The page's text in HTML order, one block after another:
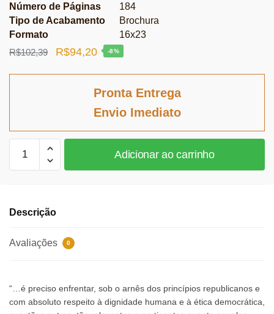
Número de Páginas
184
Tipo de Acabamento
Brochura
Formato
16x23
R$102,39
O
R$94,20O
atual
-8%
Pronta Entrega
Envio Imediato
globalizado,
quantidade
Adicionar ao carrinho
Descrição
Avaliações 0
“…é preciso enfrentar, sob o arnês dos princípios republicanos e
com absoluto respeito à dignidade humana e à ética democrática,